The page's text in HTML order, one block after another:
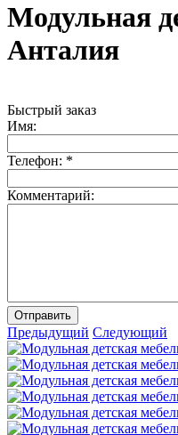
Модульная
Анталия
Быстрый заказ
Имя:
Телефон: *
Комментарий:
Отправить
Предыдущий Следующий